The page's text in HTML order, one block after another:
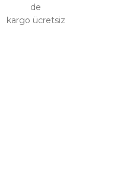
de
kargo ücretsiz